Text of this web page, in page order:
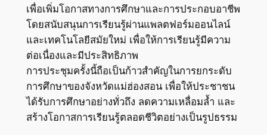
เพื่อเพิ่มโอกาสทางการศึกษาและการประกอบอาชีพ
โดยสนับสนุนการเรียนรู้ผ่านแพลตฟอร์มออนไลน์
และเทคโนโลยีสมัยใหม่ เพื่อให้การเรียนรู้มีความ
ต่อเนื่องและมีประสิทธิภาพ
การประชุมครั้งนี้ถือเป็นก้าวสำคัญในการยกระดับ
การศึกษาของจังหวัดแม่ฮ่องสอน เพื่อให้ประชาชน
ได้รับการศึกษาอย่างทั่วถึง ลดความเหลื่อมล้ำ และ
สร้างโอกาสการเรียนรู้ตลอดชีวิตอย่างเป็นรูปธรรม